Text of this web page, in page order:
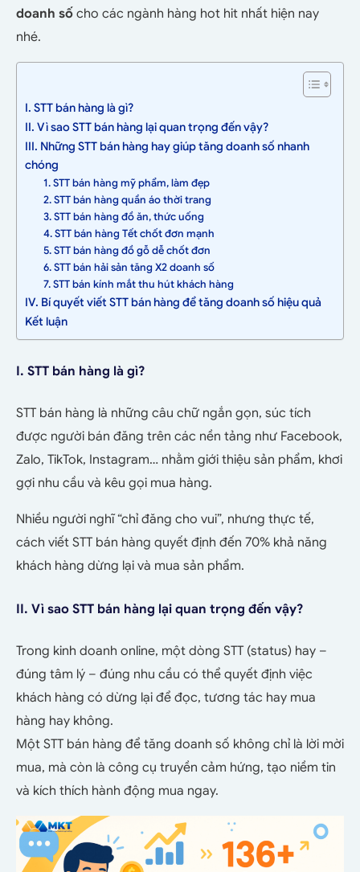
doanh số cho các ngành hàng hot hit nhất hiện nay
nhé.
I. STT bán hàng là gì?
II. Vì sao STT bán hàng lại quan trọng đến vậy?
III. Những STT bán hàng hay giúp tăng doanh số nhanh
chóng
1. STT bán hàng mỹ phẩm, làm đẹp
2. STT bán hàng quần áo thời trang
3. STT bán hàng đồ ăn, thức uống
4. STT bán hàng Tết chốt đơn mạnh
5. STT bán hàng đồ gỗ dễ chốt đơn
6. STT bán hải sản tăng X2 doanh số
7. STT bán kính mắt thu hút khách hàng
IV. Bí quyết viết STT bán hàng để tăng doanh số hiệu quả
Kết luận
I. STT bán hàng là gì?
STT bán hàng là những câu chữ ngắn gọn, súc tích
được người bán đăng trên các nền tảng như Facebook,
Zalo, TikTok, Instagram… nhằm giới thiệu sản phẩm, khơi
gợi nhu cầu và kêu gọi mua hàng.
Nhiều người nghĩ “chỉ đăng cho vui”, nhưng thực tế,
cách viết STT bán hàng quyết định đến 70% khả năng
khách hàng dừng lại và mua sản phẩm.
II. Vì sao STT bán hàng lại quan trọng đến vậy?
Trong kinh doanh online, một dòng STT (status) hay –
đúng tâm lý – đúng nhu cầu có thể quyết định việc
khách hàng có dừng lại để đọc, tương tác hay mua
hàng hay không.
Một STT bán hàng để tăng doanh số không chỉ là lời mời
mua, mà còn là công cụ truyền cảm hứng, tạo niềm tin
và kích thích hành động mua ngay.